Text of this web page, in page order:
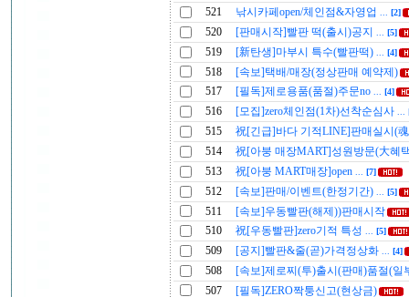
521
낚시카페open/체인점&자영업 [2]
520 [판매시작]빨판 떡(출시)공지 [5]
519 [新탄생]마부시 특수(빨판떡) [4]
518
[속보]택배/매장(정상판매 예약제)
517
[필독]제로용품(품절)주문no [4]
516 [모집]zero체인점(1차)선착순심사
515
祝[긴급]바다 기적LINE]판매실시(
514
祝[아붕 매장MART]성원방문(大혜
513
祝[아붕 MART매장]open [7]
512 [속보]판매/이벤트(한정기간) [5]
511
[속보]우동빨판(해제))판매시작
510
祝[우동빨판]zero기적 특성 [5]
509 [공지]빨판&줄(곧)가격정상화 [4]
508
[속보]제로찌(투)출시(판매)품절(일
507
[필독]ZERO짝퉁신고(현상금)